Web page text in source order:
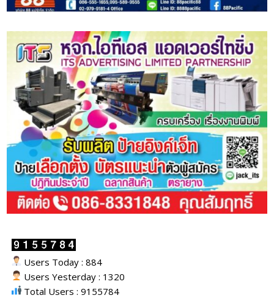
Users Today : 884
Users Yesterday : 1320
Total Users : 9155784